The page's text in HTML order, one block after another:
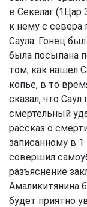
в Секелаг (1Цар
к нему с
Саула. Гонец
была посыпана
том, как нашел
копье, в то
сказал, что
смертельный
рассказ о
записанному в 1
совершил
разъяснение
Амаликитянина
будет приятно